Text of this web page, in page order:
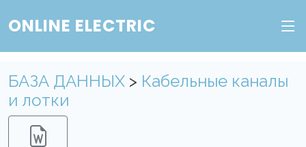
ONLINE ELECTRIC
БАЗА ДАННЫХ > Кабельные каналы
и лотки